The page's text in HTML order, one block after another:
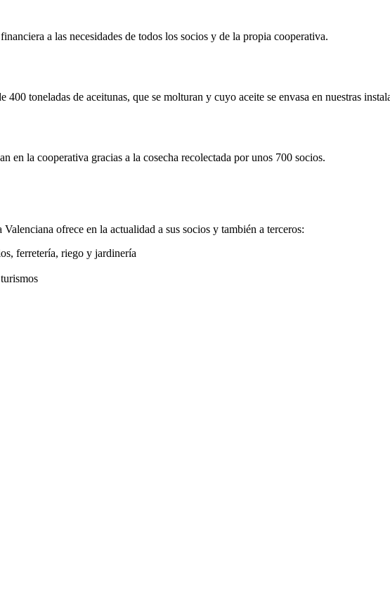
a las necesidades de todos los socios y de la propia cooperativa.
toneladas de aceitunas, que se molturan y cuyo aceite se envasa en nuestras
en la cooperativa gracias a la cosecha recolectada por unos 700 socios.
ofrece en la actualidad a sus socios y también a terceros:
ferretería, riego y jardinería